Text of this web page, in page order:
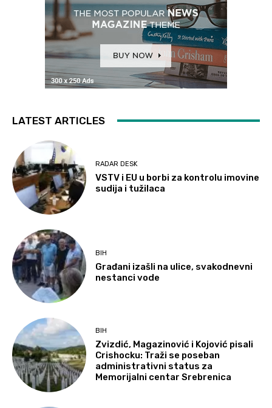
LATEST ARTICLES
RADAR DESK
VSTV i EU u borbi za kontrolu imovine
sudija i tužilaca
BIH
Građani izašli na ulice, svakodnevni
nestanci vode
BIH
Zvizdić, Magazinović i Kojović pisali
Crishocku: Traži se poseban
administrativni status za
Memorijalni centar Srebrenica